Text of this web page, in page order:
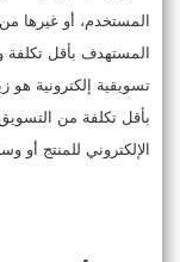
المستخدم، أو غيرها
المستهدف بأقل
تسويقية إلكترونية هو
بأقل تكلفة من
الإلكتروني للمنتج أو